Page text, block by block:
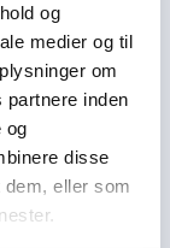
og
medier og til
om
inden
og
disse
eller som
m.fl.